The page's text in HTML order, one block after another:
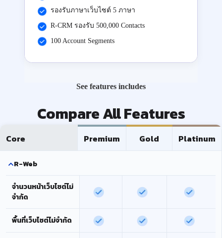
รองรับภาษาเว็บไซต์ 5 ภาษา
R-CRM รองรับ 500,000 Contacts
100 Account Segments
See features includes
Compare All Features
Core Premium Gold Platinum
R-Web
จำนวนหน้าเว็บไซต์ไม่
จำกัด
พื้นที่เว็บไซต์ไม่จำกัด